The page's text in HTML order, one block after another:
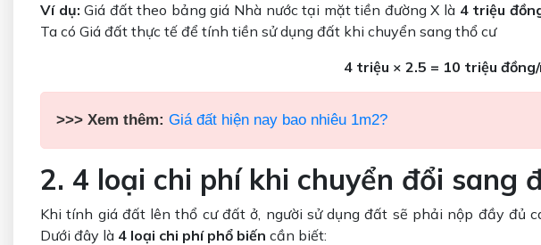
Ví dụ:Giá đất theo bảng giá Nhà nước tại mặt tiền đường X là 4 triệu
Ta có Giá đất thực tế để tính tiền sử dụng đất khi chuyển sang thổ cư
4 triệu × 2.5 = 10 triệu đồng/
>>> Xem thêm: Giá đất hiện nay bao nhiêu 1m2?
2. 4 loại chi phí khi chuyển đổi sang
Khi tính giá đất lên thổ cư đất ở, người sử dụng đất sẽ phải nộp đầy đủ
Dưới đây là 4 loại chi phí phổ biến cần biết: